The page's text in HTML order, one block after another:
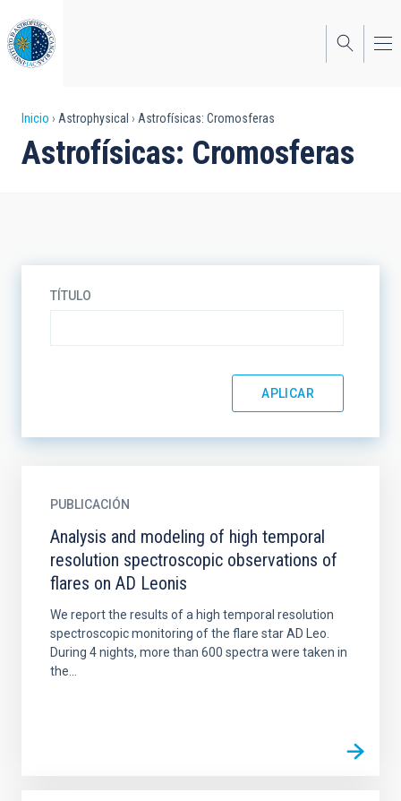
al
contenido
principal
Sobrescribir
enlaces
navegación
Inicio Astrophysical Astrofísicas: Cromosferas
Astrofísicas: Cromosferas
TÍTULO
PUBLICACIÓN
Analysis and modeling of high temporal
resolution spectroscopic observations of
flares on AD Leonis
We report the results of a high temporal resolution
spectroscopic monitoring of the flare star AD Leo.
During 4 nights, more than 600 spectra were taken in
the...